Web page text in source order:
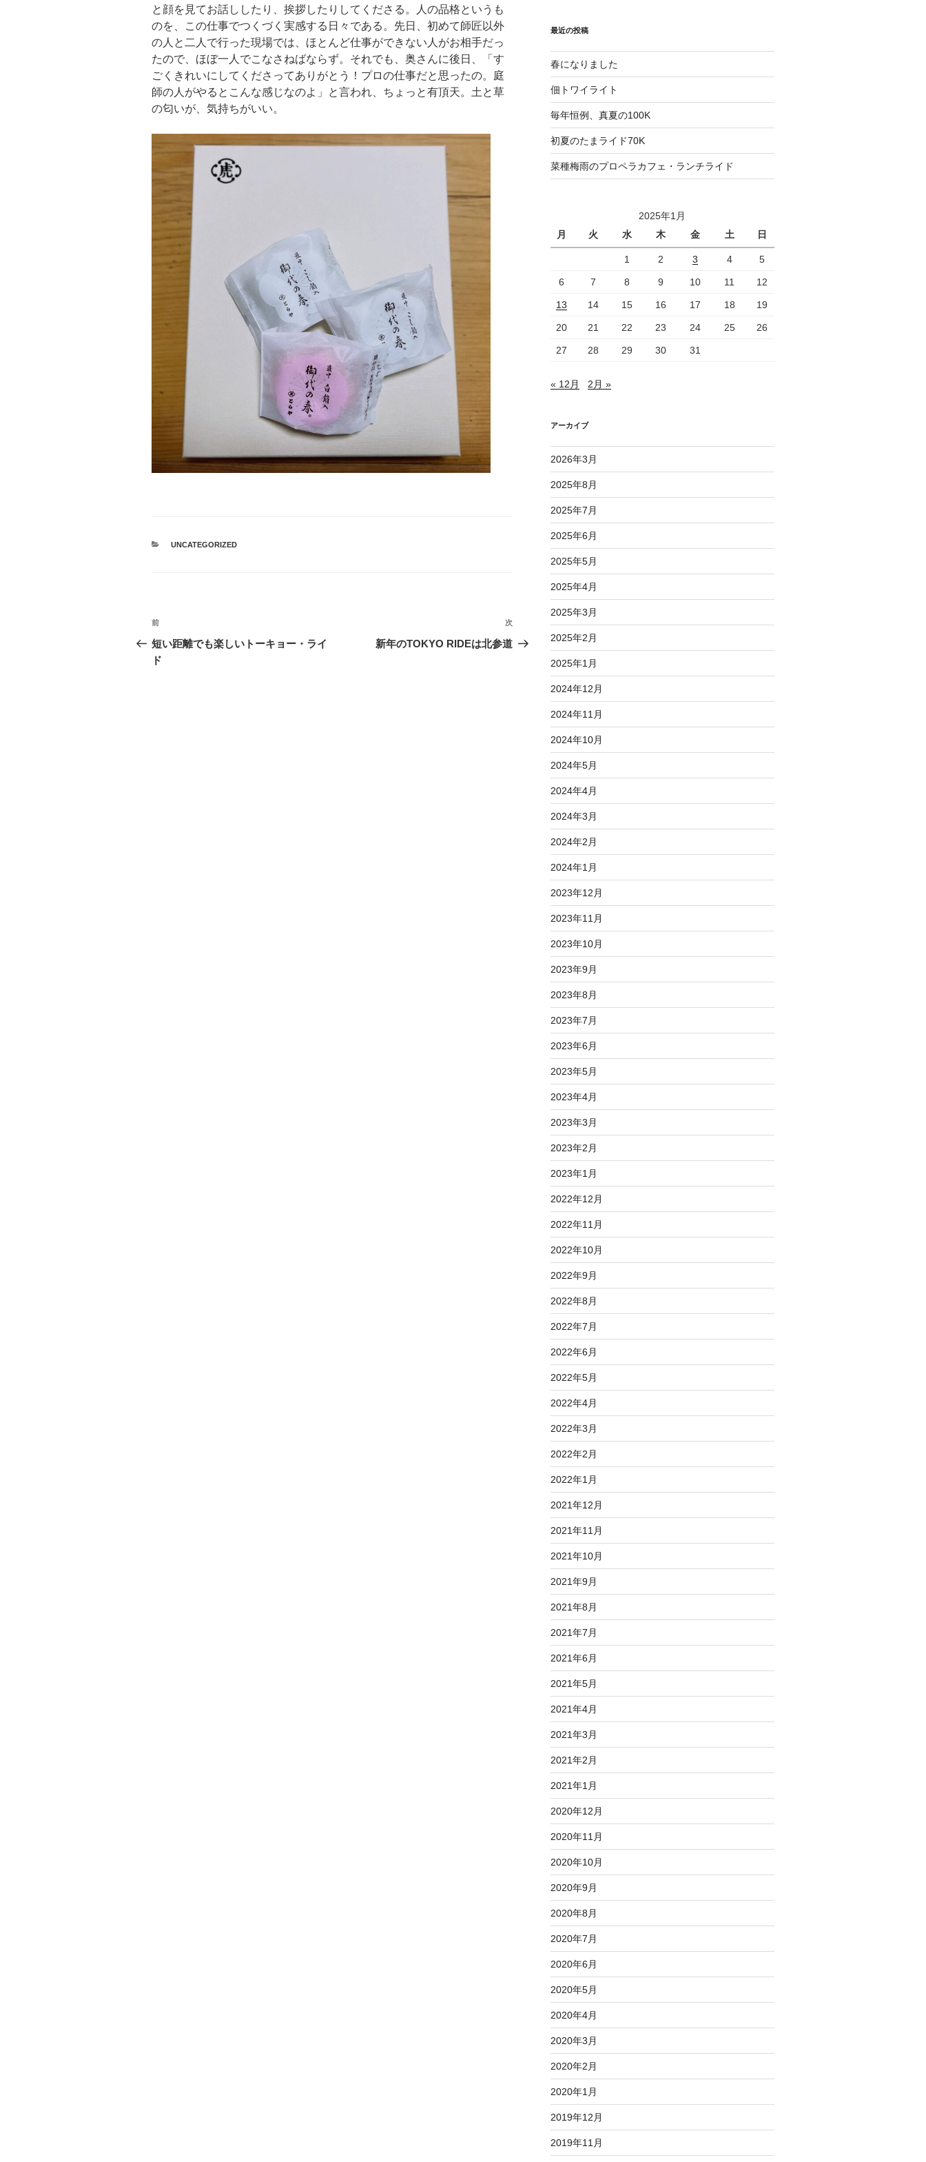
と顔を見てお話ししたり、挨拶したりしてくださる。人の品格というも
のを、この仕事でつくづく実感する日々である。先日、初めて師匠以外
の人と二人で行った現場では、ほとんど仕事ができない人がお相手だっ
たので、ほぼ一人でこなさねばならず。それでも、奥さんに後日、「す
ごくきれいにしてくださってありがとう！プロの仕事だと思ったの。庭
師の人がやるとこんな感じなのよ」と言われ、ちょっと有頂天。土と草
の匂いが、気持ちがいい。
カ
UNCATEGORIZED
投
稿
ナ
過
去
の
前
短い距離でも楽しいトーキョー・ライ
ド
次
の
次
新年のTOKYO RIDEは北参道
最近の投稿
春になりました
佃トワイライト
毎年恒例、真夏の100K
初夏のたまライド70K
菜種梅雨のプロペラカフェ・ランチライド
2025年1月
月
火 水 木 金 土 日
1 2 3 4 5
6 7 8 9 10 11 12
13 14 15 16 17 18 19
20 21 22 23 24 25 26
27 28 29 30 31
« 12月 2月 »
アーカイブ
2026年3月
2025年8月
2025年7月
2025年6月
2025年5月
2025年4月
2025年3月
2025年2月
2025年1月
2024年12月
2024年11月
2024年10月
2024年5月
2024年4月
2024年3月
2024年2月
2024年1月
2023年12月
2023年11月
2023年10月
2023年9月
2023年8月
2023年7月
2023年6月
2023年5月
2023年4月
2023年3月
2023年2月
2023年1月
2022年12月
2022年11月
2022年10月
2022年9月
2022年8月
2022年7月
2022年6月
2022年5月
2022年4月
2022年3月
2022年2月
2022年1月
2021年12月
2021年11月
2021年10月
2021年9月
2021年8月
2021年7月
2021年6月
2021年5月
2021年4月
2021年3月
2021年2月
2021年1月
2020年12月
2020年11月
2020年10月
2020年9月
2020年8月
2020年7月
2020年6月
2020年5月
2020年4月
2020年3月
2020年2月
2020年1月
2019年12月
2019年11月